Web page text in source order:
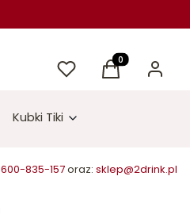
UlubioneProdukty w
Koszyk Zaloguj
Kubki Tiki
600-835-157oraz: sklep@2drink.pl